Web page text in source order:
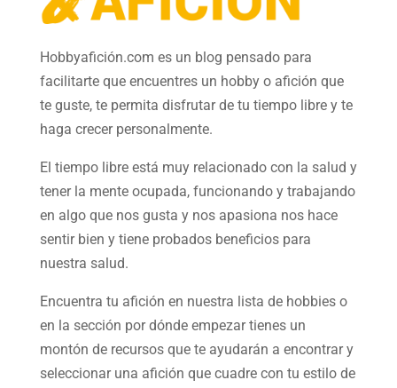
Hobbyafición.com es un blog pensado para
facilitarte que encuentres un hobby o afición que
te guste, te permita disfrutar de tu tiempo libre y te
haga crecer personalmente.
El tiempo libre está muy relacionado con la salud y
tener la mente ocupada, funcionando y trabajando
en algo que nos gusta y nos apasiona nos hace
sentir bien y tiene probados beneficios para
nuestra salud.
Encuentra tu afición en nuestra lista de hobbieso
en la sección por dónde empezar tienes un
montón de recursos que te ayudarán a encontrar y
seleccionar una afición que cuadre con tu estilo de